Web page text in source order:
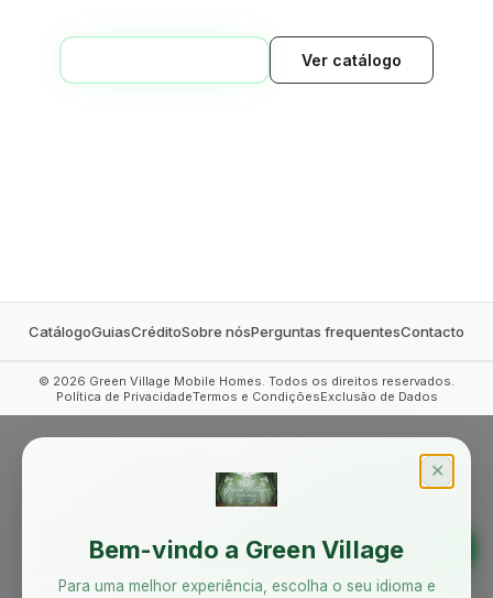
Ver catálogo
CatálogoGuiasCréditoSobre nósPerguntas frequentesContacto
© 2026 Green Village Mobile Homes. Todos os direitos reservados.
Política de PrivacidadeTermos e CondiçõesExclusão de Dados
✕
Bem-vindo a Green Village
Para uma melhor experiência, escolha o seu idioma e